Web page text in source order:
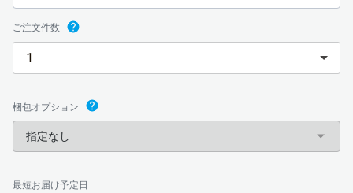
ご注文件数
梱包オプション
指定なし
最短お届け予定日